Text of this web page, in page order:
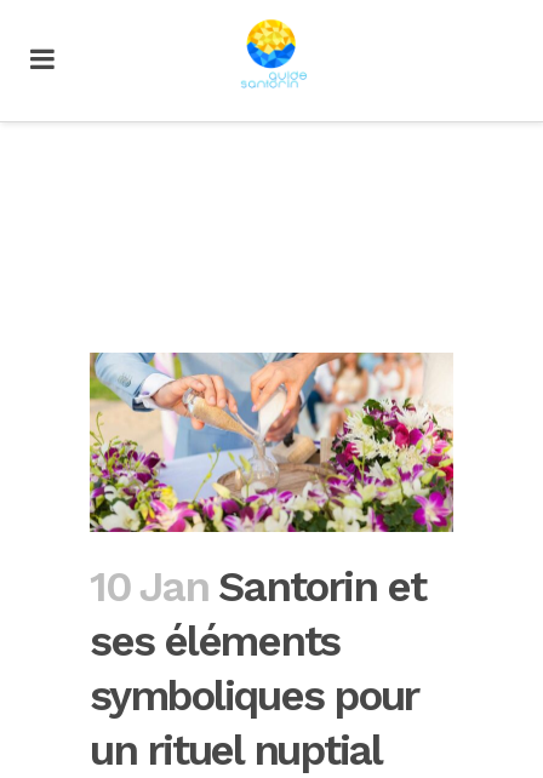
10 Jan Santorin et
ses éléments
symboliques pour
un rituel nuptial